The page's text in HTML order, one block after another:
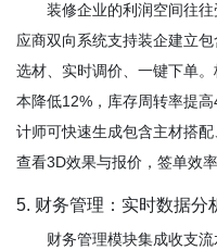
装修企业的利润空间往
应商双向系统支持装企建立
选材、实时调价、一键下单
本降低12%，库存周转率提
计师可快速生成包含主材搭
查看3D效果与报价，签单效率
5. 财务管理：实时数据分
财务管理模块集成收支